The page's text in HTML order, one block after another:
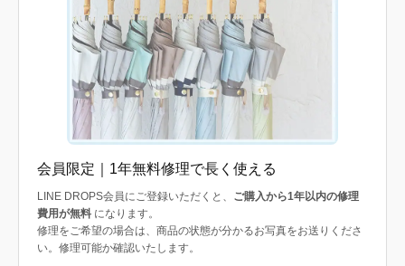
会員限定｜1年無料修理で長く使える
LINE DROPS会員にご登録いただくと、 ご購入から1年以内の修理
費用が無料 になります。
修理をご希望の場合は、商品の状態が分かるお写真をお送りくださ
い。修理可能か確認いたします。